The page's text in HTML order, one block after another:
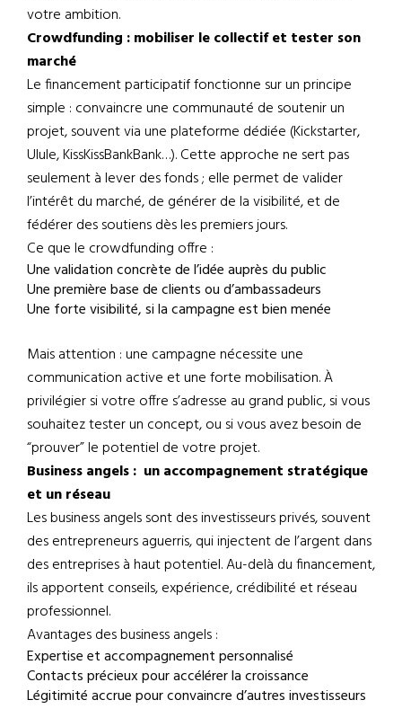
votre ambition.
Crowdfunding : mobiliser le collectif et tester son
marché
Le financement participatif fonctionne sur un principe
simple : convaincre une communauté de soutenir un
projet, souvent via une plateforme dédiée (Kickstarter,
Ulule, KissKissBankBank…). Cette approche ne sert pas
seulement à lever des fonds ; elle permet de valider
l’intérêt du marché, de générer de la visibilité, et de
fédérer des soutiens dès les premiers jours.
Ce que le crowdfunding offre :
Une validation concrète de l’idée auprès du public
Une première base de clients ou d’ambassadeurs
Une forte visibilité, si la campagne est bien menée
Mais attention : une campagne nécessite une
communication active et une forte mobilisation. À
privilégier si votre offre s’adresse au grand public, si vous
souhaitez tester un concept, ou si vous avez besoin de
“prouver” le potentiel de votre projet.
Business angels : un accompagnement stratégique
et un réseau
Les business angels sont des investisseurs privés, souvent
des entrepreneurs aguerris, qui injectent de l’argent dans
des entreprises à haut potentiel. Au-delà du financement,
ils apportent conseils, expérience, crédibilité et réseau
professionnel.
Avantages des business angels :
Expertise et accompagnement personnalisé
Contacts précieux pour accélérer la croissance
Légitimité accrue pour convaincre d’autres investisseurs